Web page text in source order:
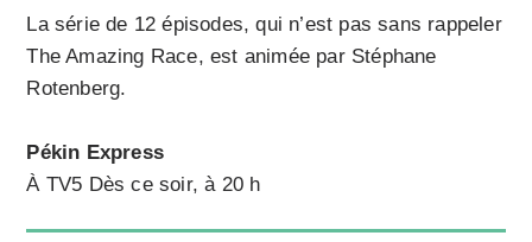
La série de 12 épisodes, qui n’est pas sans rappeler
The Amazing Race, est animée par Stéphane
Rotenberg.
Pékin Express
À TV5 Dès ce soir, à 20 h